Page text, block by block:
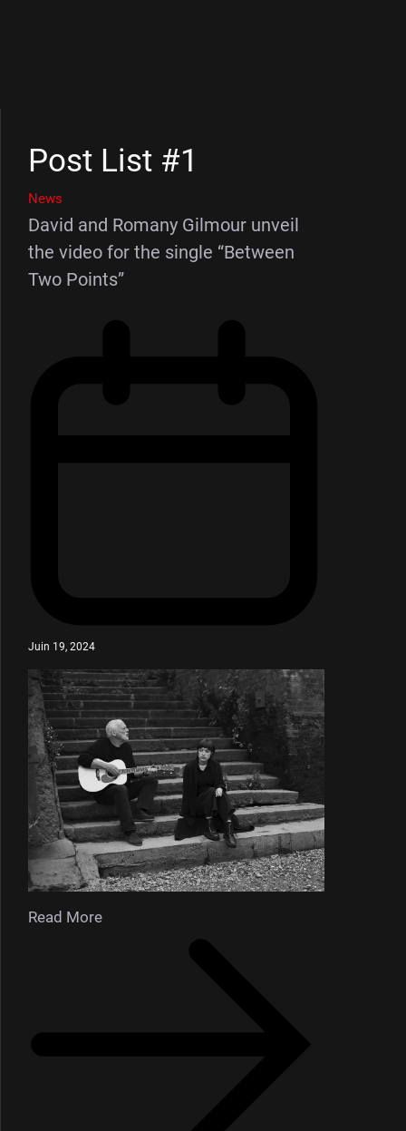
Post List #1
News
David and Romany Gilmour unveil
the video for the single “Between
Two Points”
Juin 19, 2024
Read More